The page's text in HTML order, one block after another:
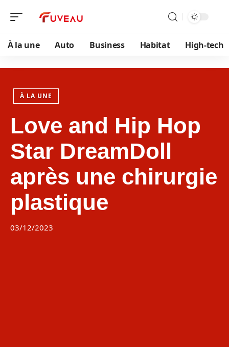
À la une Auto Business Habitat High-tech
À LA UNE
Love and Hip Hop
Star DreamDoll
après une chirurgie
plastique
03/12/2023